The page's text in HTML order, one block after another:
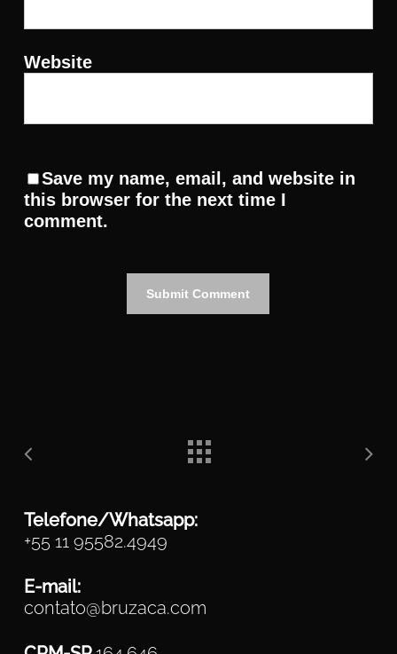
Website
Save my name, email, and website in
this browser for the next time I
comment.
Telefone/Whatsapp:
+55 11 95582.4949
E-mail:
contato@bruzaca.com